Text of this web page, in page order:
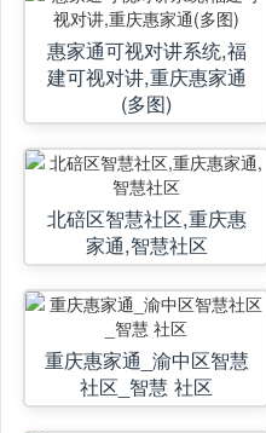
惠家通可视对讲系统,福
建可视对讲,重庆惠家通
(多图)
北碚区智慧社区,重庆惠
家通,智慧社区
重庆惠家通_渝中区智慧
社区_智慧 社区